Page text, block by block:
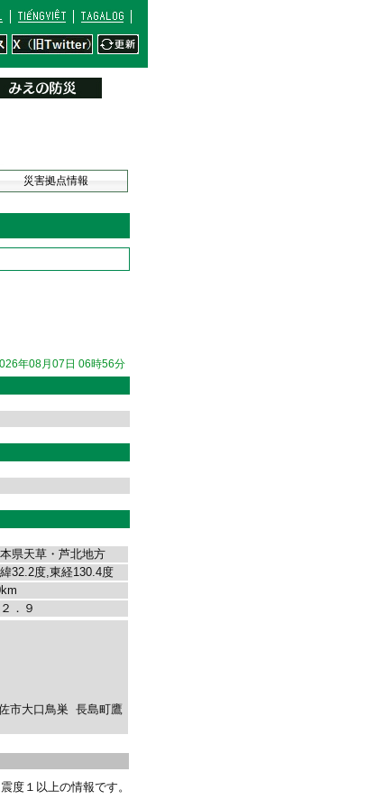
災害拠点情報
年08月07日 06時56分
県天草・芦北地方
32.2度,東経130.4度
．９
市大口鳥巣 長島町鷹
度１以上の情報です。